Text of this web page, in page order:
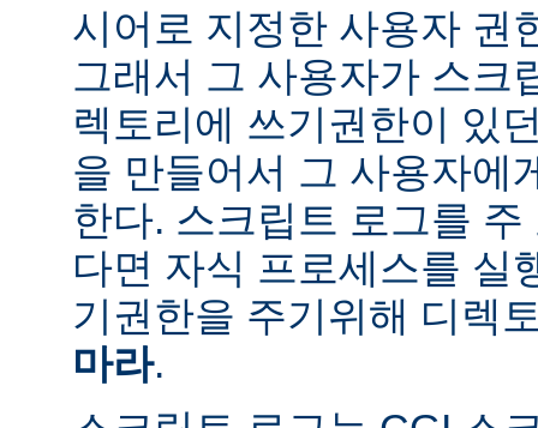
시어로 지정한 사용자 권
그래서 그 사용자가 스크
렉토리에 쓰기권한이 있
을 만들어서 그 사용자에
한다. 스크립트 로그를
다면 자식 프로세스를 실
기권한을 주기위해 디렉
마라.